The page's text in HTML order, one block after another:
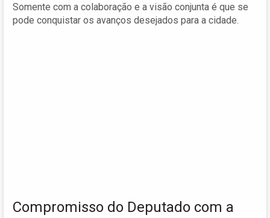
Somente com a colaboração e a visão conjunta é que se
pode conquistar os avanços desejados para a cidade.
Compromisso do Deputado com a